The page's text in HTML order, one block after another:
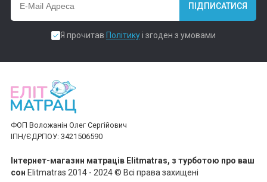
ПІДПИСАТИСЯ
Я прочитав Політикуі згоден з умовами
ФОП Воложанін Олег Сергійович
ІПН/ЄДРПОУ: 3421506590
Інтернет-магазин матраців Elitmatras, з турботою про ваш
сон Elitmatras 2014 - 2024 © Всі права захищені